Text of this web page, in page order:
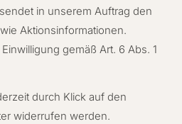
in unserem Auftrag den
Aktionsinformationen.
gemäß Art. 6 Abs. 1
durch Klick auf den
widerrufen werden.